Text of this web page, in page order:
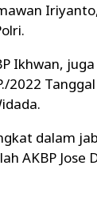
Ikhwan,
2022
dalam
AKBP Jose